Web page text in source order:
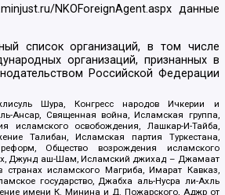
NKOForeignAgent.aspxданные
список организаций, в том числе
организаций, признанных в
Российской Федерации
Шура, Конгресс народов Ичкерии и
Ансар, Священная война, Исламская группа,
исламского освобождения, Лашкар-И-Тайба,
Талибан, Исламская партия Туркестана,
Общество возрождения исламского
Джунд аш-Шам, Исламский джихад – Джамаат
исламского Магриба, Имарат Кавказ,
государство, Джабха аль-Нусра ли-Ахль
имени К. Минина и Д. Пожарского, Аджр от